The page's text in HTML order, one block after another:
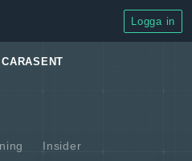
Logga in
CARASENT
Insider